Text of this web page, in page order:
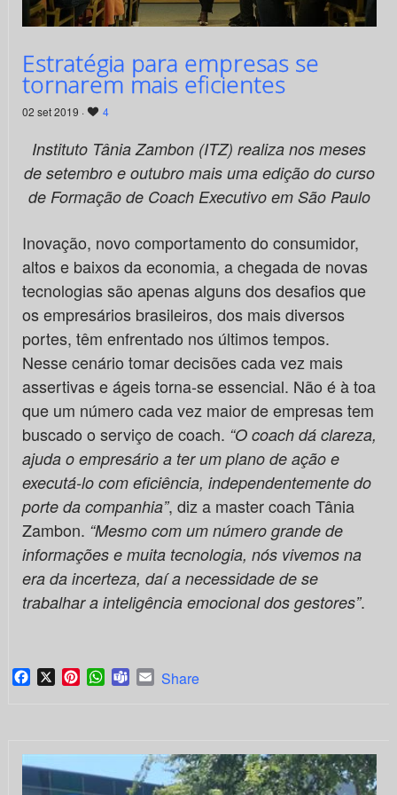
Estratégia para empresas se
tornarem mais eficientes
02 set 2019 · 4
Instituto Tânia Zambon (ITZ) realiza nos meses
de setembro e outubro mais uma edição do curso
de Formação de Coach Executivo em São Paulo
Inovação, novo comportamento do consumidor,
altos e baixos da economia, a chegada de novas
tecnologias são apenas alguns dos desafios que
os empresários brasileiros, dos mais diversos
portes, têm enfrentado nos últimos tempos.
Nesse cenário tomar decisões cada vez mais
assertivas e ágeis torna-se essencial. Não é à toa
que um número cada vez maior de empresas tem
buscado o serviço de coach. “O coach dá clareza,
ajuda o empresário a ter um plano de ação e
executá-lo com eficiência, independentemente do
porte da companhia”, diz a master coach Tânia
Zambon. “Mesmo com um número grande de
informações e muita tecnologia, nós vivemos na
era da incerteza, daí a necessidade de se
trabalhar a inteligência emocional dos gestores”.
Facebook
X PinterestWhatsApp
TeamsEmail
Share